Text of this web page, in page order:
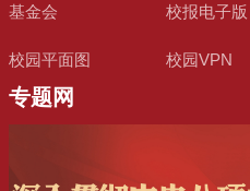
基金会 校报电子版
校园平面图 校园VPN
专题网